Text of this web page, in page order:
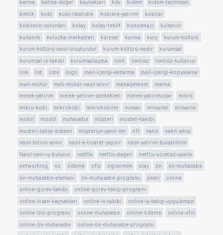
katma
katma-değer kaynakları kdv kıdem
kidem-tazminatı
kimlik
kobi kobi-istatistik kobiere-yatırım
kobiler
kobilerin-sorunları
kolay kolay-teklif konusmaci
kullanıcı
kullanım
kuluçka-merkezleri küresel kurma kuru
kurum-kültürü
kurum-kültürü-nasıl-oluşturulur
kurum-kültürü-nedir
kurumsal
kurumsal-is-takibi
kurumsallaşma limit limitsiz
limitsiz-kullanıcı
link
list liste logo mail-içeriği-aktarma
mail-içeriği-kopyalama
mali-mühür
mali-mühür-nasıl-alınır management
marka
melek-yatırım
melek-yatırım-destekleri melek-yatırımcılar
mikro
mikro-kobi
mikrokobi mikrokobiler mimar mimarlar
mimarlık
mobil
modül muhasebe müşteri
musteri-takibi
musteri-takip-sistemi
müşteriye-yanıt-ver n11 nakit
nakit-akışı
nasıl-bitoin-alınır
nasıl-e-ticaret-yapılır
nasıl-yatırım-bulabilirim
Nasıl-yeni-iş-bulunur
netflix netflix-değeri
netflix-ucretsiz-uyelik
networking
no ödeme ofis ogrenmek olay ön
on-muhasebe
ön-muhasebe-elemanı
ön-muhasebe-programı öneri
online
online-gorev-takibi
online-gorev-takip-programı
online-insan-kaynakları
online-is-takibi
online-iş-takip-uygulaması
online-izin-programı
online-muhasebe online-ödeme
online-ofis
online-ön-muhasebe
online-ön-muhasebe-programı